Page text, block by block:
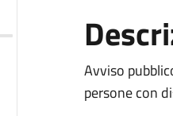
Avviso
persone con